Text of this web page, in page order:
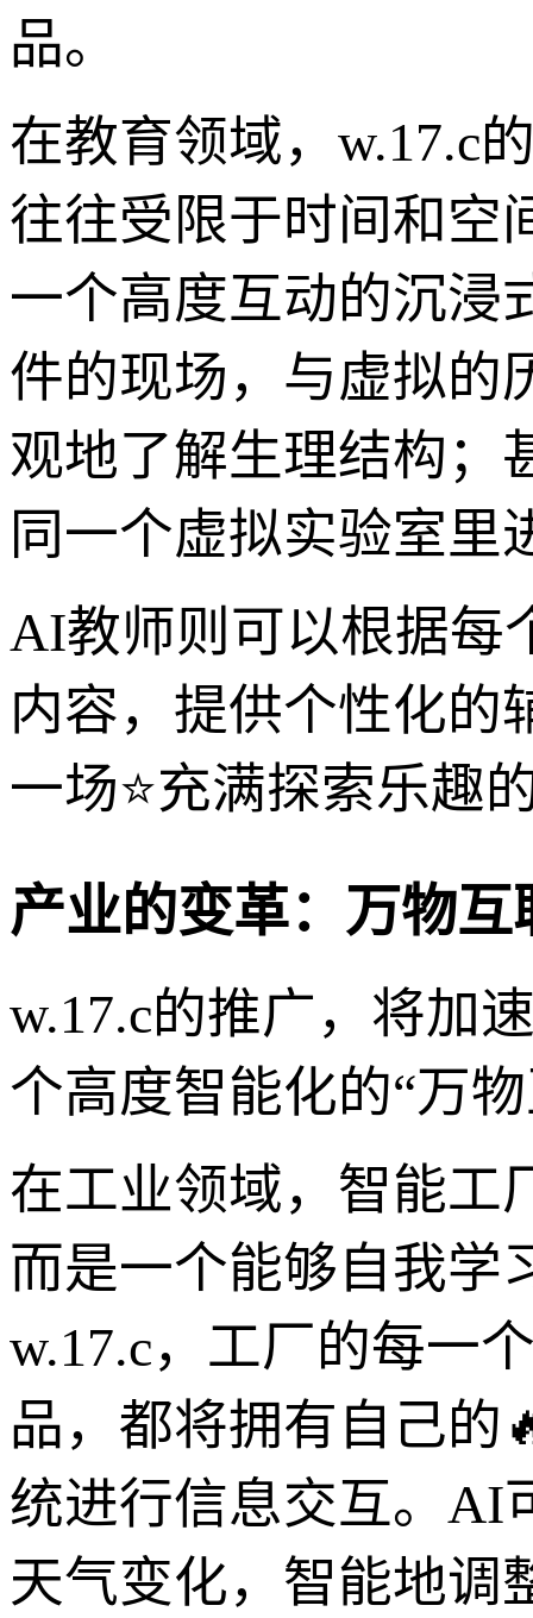
品。
在教育领域，w.17.c
往往受限于时间和空
一个高度互动的沉浸
件的现场，与虚拟的
观地了解生理结构；
同一个虚拟实验室里
AI教师则可以根据每
内容，提供个性化的
一场⭐充满探索乐趣
产业的变革：万物
w.17.c的推广，将加
个高度智能化的“万
在工业领域，智能工
而是一个能够自我学
w.17.c，工厂的每一
品，都将拥有自己的
统进行信息交互。AI
天气变化，智能地调